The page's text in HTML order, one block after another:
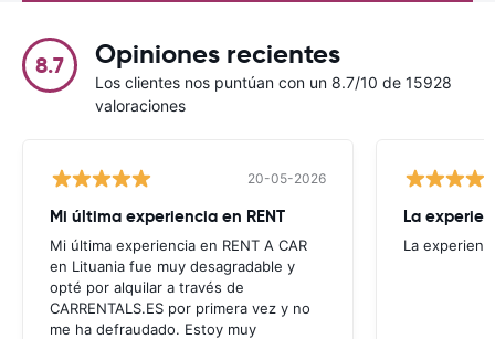
8.7 Opiniones recientes
Los clientes nos puntúan con un 8.7/10 de 15928
valoraciones
20-05-2026
Mi última experiencia en RENT
Mi última experiencia en RENT A CAR
en Lituania fue muy desagradable y
opté por alquilar a través de
CARRENTALS.ES por primera vez y no
me ha defraudado. Estoy muy
La
La